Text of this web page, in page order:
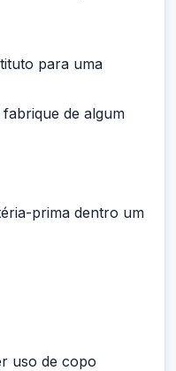
para uma
de algum
prima dentro um
uso de copo